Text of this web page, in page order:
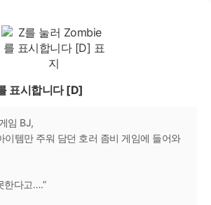
표시합니다 [D]
임 BJ,
이템만 주워 담던 호러 좀비 게임에 들어와
한다고….”